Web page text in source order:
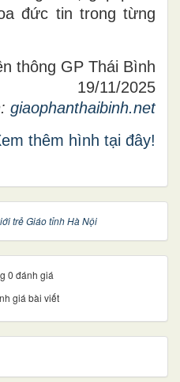
đức tin trong từng
thông GP Thái Bình
19/11/2025
giaophanthaibinh.net
thêm hình tại đây!
trẻ Giáo tỉnh Hà Nội
0 đánh giá
giá bài viết